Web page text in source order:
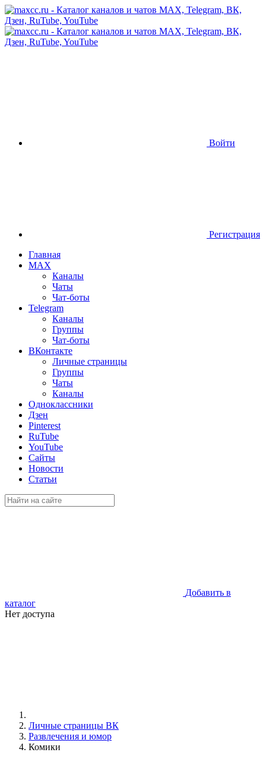
Войти
Регистрация
Главная
MAX
Каналы
Чаты
Чат-боты
Telegram
Каналы
Группы
Чат-боты
ВКонтакте
Личные страницы
Группы
Чаты
Каналы
Одноклассники
Дзен
Pinterest
RuTube
YouTube
Сайты
Новости
Статьи
Добавить в
каталог
Нет доступа
Личные страницы ВК
Развлечения и юмор
Комики